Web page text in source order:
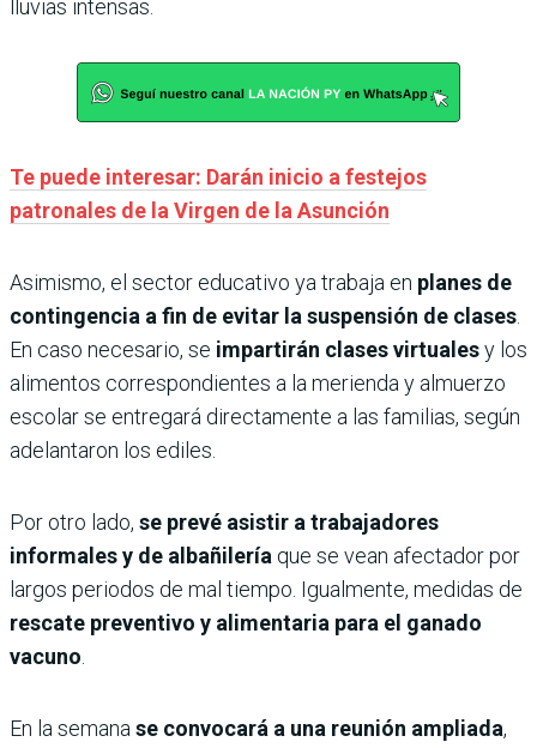
lluvias intensas.
Te puede interesar: Darán inicio a festejos
patronales de la Virgen de la Asunción
Asimismo, el sector educativo ya trabaja en planes de
contingencia a fin de evitar la suspensión de clases.
En caso necesario, se impartirán clases virtualesy los
alimentos correspondientes a la merienda y almuerzo
escolar se entregará directamente a las familias, según
adelantaron los ediles.
Por otro lado, se prevé asistir a trabajadores
informales y de albañilería que se vean afectador por
largos periodos de mal tiempo. Igualmente, medidas de
rescate preventivo y alimentaria para el ganado
vacuno.
En la semanase convocará a una reunión ampliada,